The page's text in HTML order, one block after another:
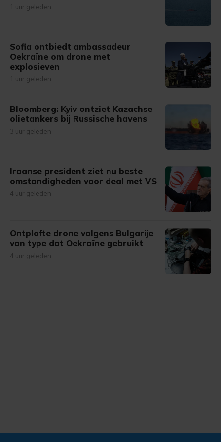
1 uur geleden
Sofia ontbiedt ambassadeur
Oekraïne om drone met
explosieven
1 uur geleden
Bloomberg: Kyiv ontziet Kazachse
olietankers bij Russische havens
3 uur geleden
Iraanse president ziet nu beste
omstandigheden voor deal met VS
4 uur geleden
Ontplofte drone volgens Bulgarije
van type dat Oekraïne gebruikt
4 uur geleden